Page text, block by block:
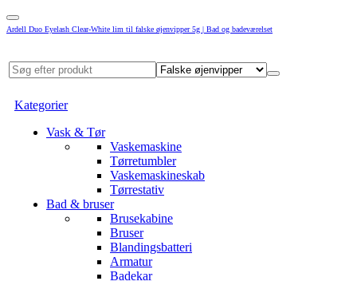
Ardell Duo Eyelash Clear-White lim til falske øjenvipper 5g | Bad og badeværelset
Kategorier
Vask & Tør
Vaskemaskine
Tørretumbler
Vaskemaskineskab
Tørrestativ
Bad & bruser
Brusekabine
Bruser
Blandingsbatteri
Armatur
Badekar